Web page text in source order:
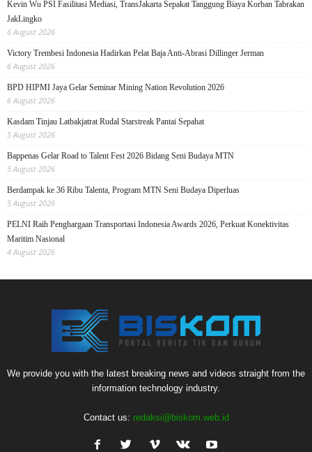
Kevin Wu PSI Fasilitasi Mediasi, TransJakarta Sepakat Tanggung Biaya Korban Tabrakan
JakLingko
6 August 2026
Victory Trembesi Indonesia Hadirkan Pelat Baja Anti-Abrasi Dillinger Jerman
6 August 2026
BPD HIPMI Jaya Gelar Seminar Mining Nation Revolution 2026
6 August 2026
Kasdam Tinjau Latbakjatrat Rudal Starstreak Pantai Sepahat
5 August 2026
Bappenas Gelar Road to Talent Fest 2026 Bidang Seni Budaya MTN
5 August 2026
Berdampak ke 36 Ribu Talenta, Program MTN Seni Budaya Diperluas
5 August 2026
PELNI Raih Penghargaan Transportasi Indonesia Awards 2026, Perkuat Konektivitas
Maritim Nasional
4 August 2026
We provide you with the latest breaking news and videos straight from the
information technology industry.
Contact us: redaksi@biskom.web.id